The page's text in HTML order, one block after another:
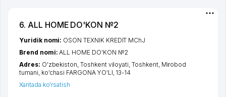
6. ALL HOME DO'KON №2
Yuridik nomi: OSON TEXNIK KREDIT MChJ
Brend nomi:ALL HOME DO'KON №2
Adres: O'zbekiston,Toshkent viloyati,Toshkent, Mirobod
tumani, ko'chasi FARGONA YO'LI, 13-14
Xaritada ko'rsatish